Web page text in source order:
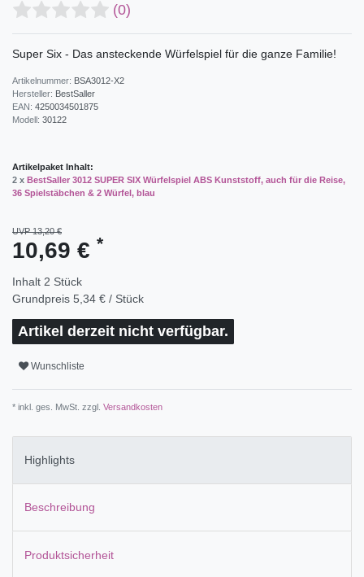
(0)
Super Six - Das ansteckende Würfelspiel für die ganze Familie!
Artikelnummer: BSA3012-X2
Hersteller: BestSaller
EAN: 4250034501875
Modell: 30122
Artikelpaket Inhalt:
2 x BestSaller 3012 SUPER SIX Würfelspiel ABS Kunststoff, auch für die Reise,
36 Spielstäbchen & 2 Würfel, blau
UVP 13,20 €
10,69 € *
Inhalt 2 Stück
Grundpreis 5,34 € / Stück
Artikel derzeit nicht verfügbar.
Wunschliste
* inkl. ges. MwSt. zzgl. Versandkosten
Highlights
Beschreibung
Produktsicherheit